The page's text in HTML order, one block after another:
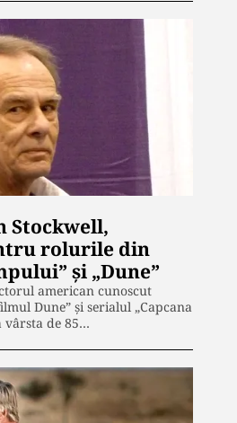
Stockwell,
rolurile din
și „Dune”
american cunoscut
Dune” și serialul „Capcana
de 85…